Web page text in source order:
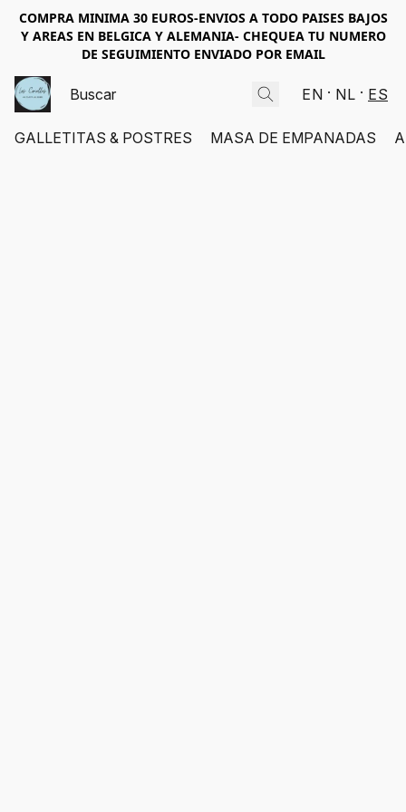
COMPRA MINIMA 30 EUROS-ENVIOS A TODO PAISES BAJOS
Y AREAS EN BELGICA Y ALEMANIA- CHEQUEA TU NUMERO
DE SEGUIMIENTO ENVIADO POR EMAIL
EN NL ES
GALLETITAS & POSTRES MASA DE EMPANADAS